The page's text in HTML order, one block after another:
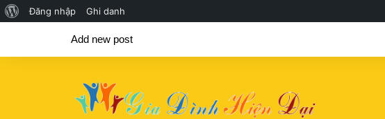
Giới
về
Đăng nhập Ghi danh
Add new post